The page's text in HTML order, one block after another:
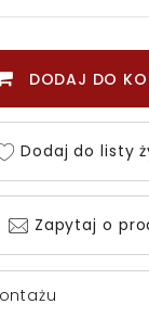
DODAJ DO
Dodaj do listy
Zapytaj o